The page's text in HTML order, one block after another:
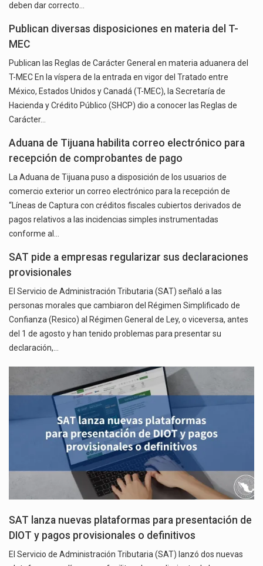
deben dar correcto…
Publican diversas disposiciones en materia del T-
MEC
Publican las Reglas de Carácter General en materia aduanera del
T-MEC En la víspera de la entrada en vigor del Tratado entre
México, Estados Unidos y Canadá (T-MEC), la Secretaría de
Hacienda y Crédito Público (SHCP) dio a conocer las Reglas de
Carácter…
Aduana de Tijuana habilita correo electrónico para
recepción de comprobantes de pago
La Aduana de Tijuana puso a disposición de los usuarios de
comercio exterior un correo electrónico para la recepción de
“Líneas de Captura con créditos fiscales cubiertos derivados de
pagos relativos a las incidencias simples instrumentadas
conforme al…
SAT pide a empresas regularizar sus declaraciones
provisionales
El Servicio de Administración Tributaria (SAT) señaló a las
personas morales que cambiaron del Régimen Simplificado de
Confianza (Resico) al Régimen General de Ley, o viceversa, antes
del 1 de agosto y han tenido problemas para presentar su
declaración,…
SAT lanza nuevas plataformas para presentación de
DIOT y pagos provisionales o definitivos
El Servicio de Administración Tributaria (SAT) lanzó dos nuevas